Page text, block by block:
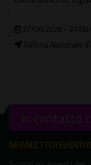
In contatto